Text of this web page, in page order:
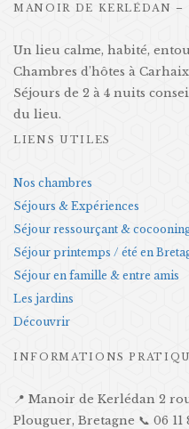
MANOIR DE KERLÉDAN –
Un lieu calme, habité,
Chambres d’hôtes à
Séjours de 2 à 4 nuits
du lieu.
LIENS UTILES
Nos chambres
Séjours & Expériences
Séjour ressourçant &
Séjour printemps / été en
Séjour en famille & entre amis
Les jardins
Découvrir
INFORMATIONS
📍 Manoir de Kerlédan 2
Plouguer, Bretagne 📞 06 11